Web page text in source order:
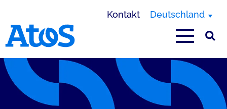
Kontakt Deutschland